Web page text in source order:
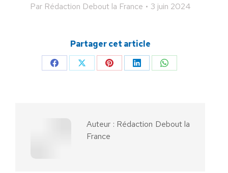
Par Rédaction Debout la France 3 juin 2024
Partager cet article
PartagerPartagerPartagerPartagerPartager
Auteur : Rédaction Debout la
France